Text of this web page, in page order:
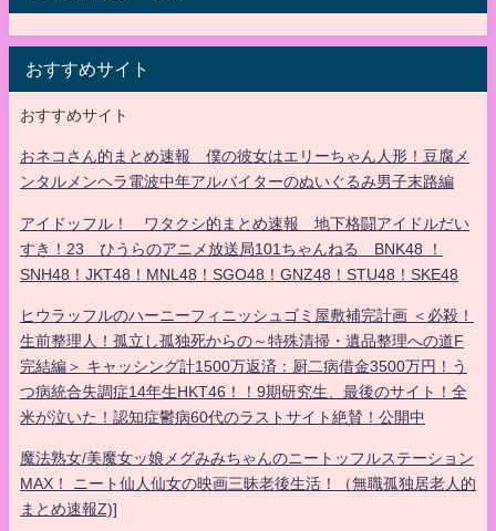
おすすめサイト
おすすめサイト
おネコさん的まとめ速報 僕の彼女はエリーちゃん人形！豆腐メ
ンタルメンヘラ電波中年アルバイターのぬいぐるみ男子末路編
アイドッフル！ ワタクシ的まとめ速報 地下格闘アイドルだい
すき！23 ひうらのアニメ放送局101ちゃんねる BNK48 ！
SNH48！JKT48！MNL48！SGO48！GNZ48！STU48！SKE48
ヒウラッフルのハーニーフィニッシュゴミ屋敷補完計画 ＜必殺！
生前整理人！孤立し孤独死からの～特殊清掃・遺品整理への道F
完結編＞ キャッシング計1500万返済：厨二病借金3500万円！う
つ病統合失調症14年生HKT46！！9期研究生、最後のサイト！全
米が泣いた！認知症鬱病60代のラストサイト絶賛！公開中
魔法熟女/美魔女ッ娘メグみみちゃんのニートッフルステーション
MAX！ ニート仙人仙女の映画三昧老後生活！（無職孤独居老人的
まとめ速報Z)]